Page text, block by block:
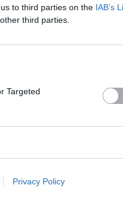
to third parties on the IAB’s
third parties.
Targeted
Privacy Policy